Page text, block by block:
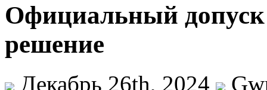
Официальный допуск
решение
Декабрь 26th, 2024